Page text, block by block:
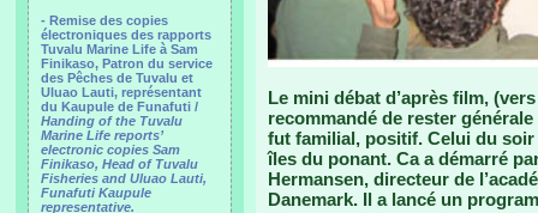
- Remise des copies
électroniques des rapports
Tuvalu Marine Life à Sam
Finikaso, Patron du service
des Pêches de Tuvalu et
Uluao Lauti, représentant
du Kaupule de Funafuti /
Handing of the Tuvalu
Marine Life reports’
electronic copies Sam
Finikaso, Head of Tuvalu
Fisheries and Uluao Lauti,
Funafuti Kaupule
representative.
Le mini débat d’après film,
recommandé de rester
fut familial, positif. Celui du
îles du ponant. Ca a démarré
Hermansen, directeur de
Danemark. Il a lancé un